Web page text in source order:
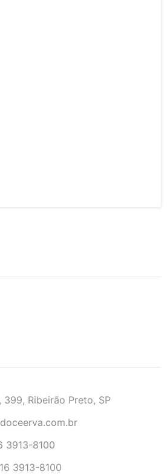
399, Ribeirão Preto, SP
3913-8100
3913-8100